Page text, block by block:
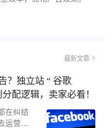
最新文章
？独立站 “ 谷歌
配逻辑，卖家必看！
在纠结
运营，